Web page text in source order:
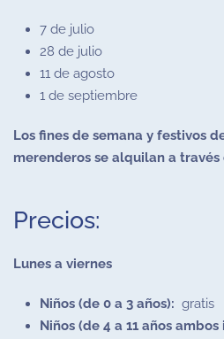
7 de julio
28 de julio
11 de agosto
1 de septiembre
Los fines de semana y festivos
merenderos se alquilan a
Precios:
Lunes a viernes
Niños (de 0 a 3 años): gratis
Niños (de 4 a 11 años ambos